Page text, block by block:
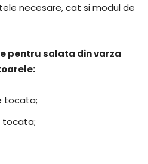
necesare, cat si modul de
pentru salata din varza
tocata;
tocata;